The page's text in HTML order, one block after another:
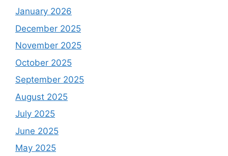
January 2026
December 2025
November 2025
October 2025
September 2025
August 2025
July 2025
June 2025
May 2025